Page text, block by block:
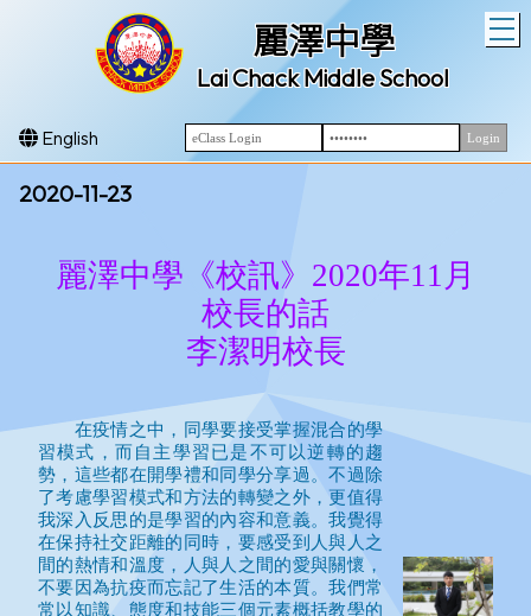
麗澤中學
Lai Chack Middle School
English
2020-11-23